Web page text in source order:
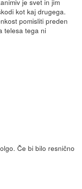
je svet in jim
kot kaj drugega.
pomisliti preden
telesa tega ni
Če bi bilo resnično